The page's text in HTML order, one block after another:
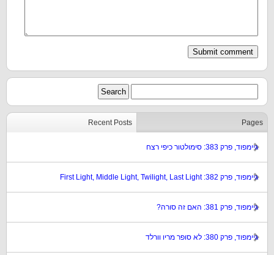
Recent Posts Pages
גיימפוד, פרק 383: סימולטור כיפי רצח
גיימפוד, פרק 382: First Light, Middle Light, Twilight, Last Light
גיימפוד, פרק 381: האם זה סורה?
גיימפוד, פרק 380: לא סופר מריו וורלד